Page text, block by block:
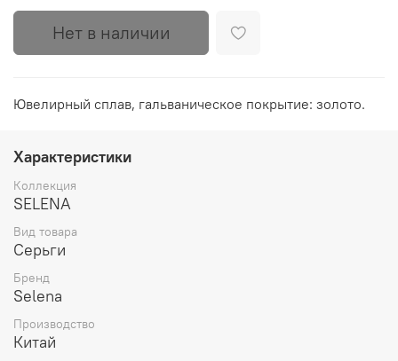
Нет в наличии
Ювелирный сплав, гальваническое покрытие: золото.
Характеристики
Коллекция
SELENA
Вид товара
Серьги
Бренд
Selena
Производство
Китай